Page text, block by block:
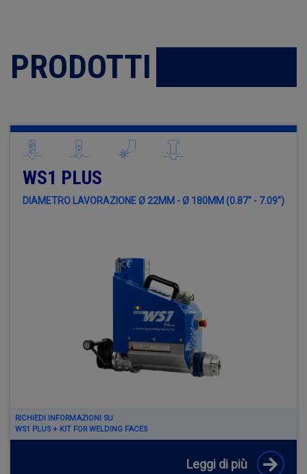
PRODOTTI
WS1 PLUS
DIAMETRO LAVORAZIONE Ø 22MM - Ø 180MM (0.87" - 7.09")
RICHIEDI INFORMAZIONI SU
WS1 PLUS + KIT FOR WELDING FACES
Leggi di più